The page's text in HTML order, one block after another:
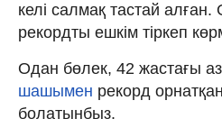
келі салмақ тастай
рекордты ешкім тіркеп
Одан бөлек, 42 жастағы
шашымен рекорд
болатынбыз.